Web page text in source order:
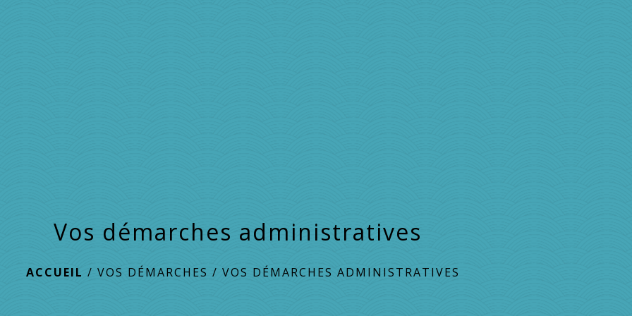
Vos démarches administratives
ACCUEIL /VOS DÉMARCHES /VOS DÉMARCHES ADMINISTRATIVES